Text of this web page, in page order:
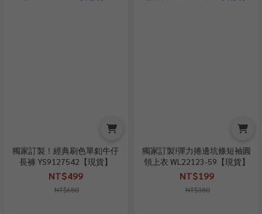
獨家訂製！經典刷色單釦牛仔
長褲 YS9127542【現貨】
NT$499
NT$680
獨家訂製!彈力捲邊坑條短袖圓
領上衣 WL22123-59【現貨】
NT$199
NT$380